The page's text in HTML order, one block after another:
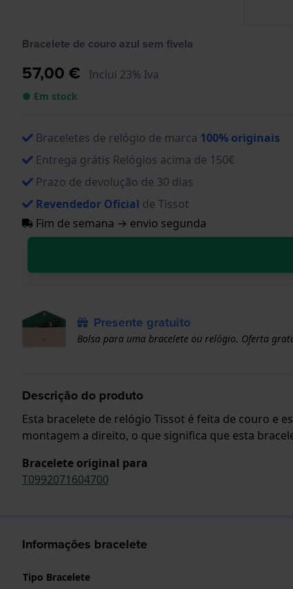
Bracelete de couro azul sem fivela
57,00 € Inclui 23% Iva
● Em stock
Braceletes de relógio de marca 100% originais
Entrega grátis Relógios acima de 150€
Prazo de devolução de 30 dias
Revendedor Oficial de Tissot
Fim de semana → envio segunda
Presente gratuito
Bolsa para uma bracelete ou relógio. Oferta
Descrição do produto
Esta bracelete de relógio Tissot é feita de couro e
montagem a direito, o que significa que esta
Bracelete original para
T0992071604700
Informações bracelete
Tipo Bracelete